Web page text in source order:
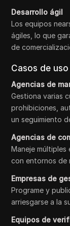
Desarrollo ágil
Los equipos
ágiles, lo que
de
Casos de
Agencias de
Gestiona varias
prohibiciones,
un seguimiento
Agencias de
Maneje
con entornos de
Empresas de
Programe y
arriesgarse a la
Equipos de